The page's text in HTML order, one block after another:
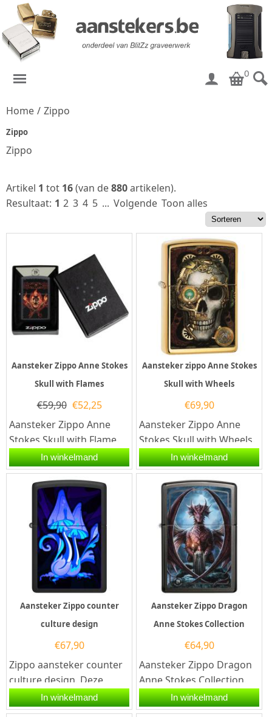
0
Home / Zippo
Zippo
Zippo
Artikel 1 tot 16(van de880artikelen).
Resultaat: 1 2 3 4 5 ... Volgende Toon alles
Aansteker Zippo Anne Stokes
Skull with Flames
€59,90 €52,25
Aansteker Zippo Anne
Stokes Skull with Flame.
Deze aansteker heeft
een zwarte kleur met...
In winkelmand
Aansteker zippo Anne Stokes
Skull with Wheels
€69,90
Aansteker Zippo Anne
Stokes Skull with Wheels.
Deze Zippo heeft een
afbeelding van Anne
Stokes...
In winkelmand
Aansteker Zippo counter
culture design
€67,90
Zippo aansteker counter
culture design. Deze
Zippo aansteker heeft
aan de voorzijde een...
In winkelmand
Aansteker Zippo Dragon
Anne Stokes Collection
€64,90
Aansteker Zippo Dragon
Anne Stokes Collection.
Deze Zippo aansteker is
aan de voorzijde
In winkelmand